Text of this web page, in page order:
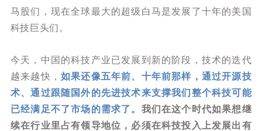
马股们，现在全球最大的超级白马是发展了十年的美国
科技巨头们。
今天，中国的科技产业已发展到新的阶段，技术的迭代
越来越快， 如果还像五年前、十年前那样，通过开源技
术、通过跟随国外的先进技术来支撑我们整个科技可能
已经满足不了市场的需求了。 我们在这个时代如果想继
续在行业里占有领导地位，必须在科技投入上发展出有